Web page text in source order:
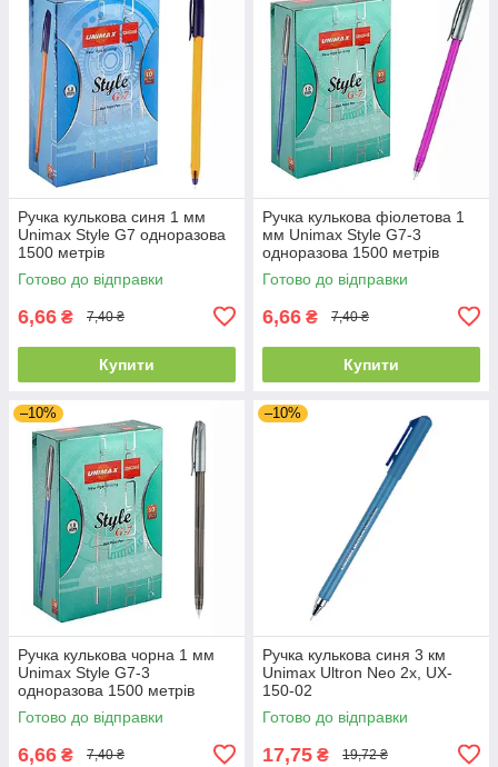
Ручка кулькова синя 1 мм
Unimax Style G7 одноразова
1500 метрів
Готово до відправки
6,66 ₴ 7,40 ₴
Купити
Ручка кулькова фіолетова 1
мм Unimax Style G7-3
одноразова 1500 метрів
Готово до відправки
6,66 ₴ 7,40 ₴
Купити
–10%
Ручка кулькова чорна 1 мм
Unimax Style G7-3
одноразова 1500 метрів
Готово до відправки
6,66 ₴ 7,40 ₴
–10%
Ручка кулькова синя 3 км
Unimax Ultron Neo 2x, UX-
150-02
Готово до відправки
17,75 ₴ 19,72 ₴